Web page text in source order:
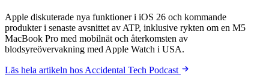
Apple diskuterade nya funktioner i iOS 26 och kommande
produkter i senaste avsnittet av ATP, inklusive rykten om en M5
MacBook Pro med mobilnät och återkomsten av
blodsyreövervakning med Apple Watch i USA.
Läs hela artikeln hos Accidental Tech Podcast